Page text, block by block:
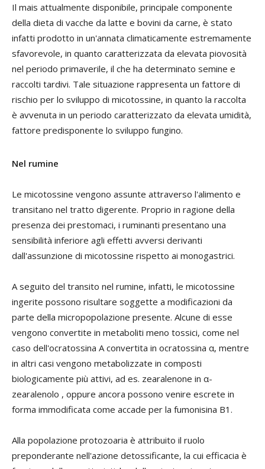
Il mais attualmente disponibile, principale componente
della dieta di vacche da latte e bovini da carne, è stato
infatti prodotto in un'annata climaticamente estremamente
sfavorevole, in quanto caratterizzata da elevata piovosità
nel periodo primaverile, il che ha determinato semine e
raccolti tardivi. Tale situazione rappresenta un fattore di
rischio per lo sviluppo di micotossine, in quanto la raccolta
è avvenuta in un periodo caratterizzato da elevata umidità,
fattore predisponente lo sviluppo fungino.
Nel rumine
Le micotossine vengono assunte attraverso l'alimento e
transitano nel tratto digerente. Proprio in ragione della
presenza dei prestomaci, i ruminanti presentano una
sensibilità inferiore agli effetti avversi derivanti
dall'assunzione di micotossine rispetto ai monogastrici.
A seguito del transito nel rumine, infatti, le micotossine
ingerite possono risultare soggette a modificazioni da
parte della micropopolazione presente. Alcune di esse
vengono convertite in metaboliti meno tossici, come nel
caso dell'ocratossina A convertita in ocratossina α, mentre
in altri casi vengono metabolizzate in composti
biologicamente più attivi, ad es. zearalenone in α-
zearalenolo , oppure ancora possono venire escrete in
forma immodificata come accade per la fumonisina B1.
Alla popolazione protozoaria è attribuito il ruolo
preponderante nell'azione detossificante, la cui efficacia è